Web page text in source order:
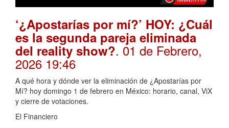
‘¿Apostarías por mí?’ HOY: ¿Cuál
es la segunda pareja eliminada
del reality show?. 01 de Febrero,
2026 19:46
A qué hora y dónde ver la eliminación de ¿Apostarías por
Mí? hoy domingo 1 de febrero en México: horario, canal, ViX
y cierre de votaciones.
El Financiero